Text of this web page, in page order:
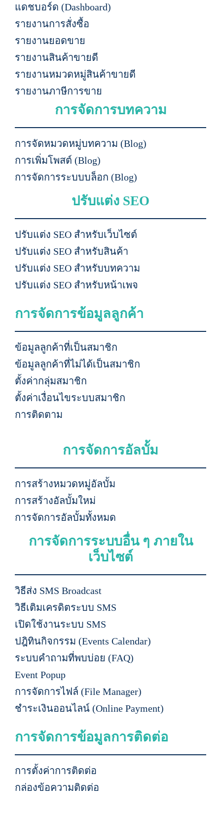
แดชบอร์ด (Dashboard)
รายงานการสั่งซื้อ
รายงานยอดขาย
รายงานสินค้าขายดี
รายงานหมวดหมู่สินค้าขายดี
รายงานภาษีการขาย
การจัดการบทความ
การจัดหมวดหมู่บทความ (Blog)
การเพิ่มโพสต์ (Blog)
การจัดการระบบบล็อก (Blog)
ปรับแต่ง SEO
ปรับแต่ง SEO สำหรับเว็บไซต์
ปรับแต่ง SEO สำหรับสินค้า
ปรับแต่ง SEO สำหรับบทความ
ปรับแต่ง SEO สำหรับหน้าเพจ
การจัดการข้อมูลลูกค้า
ข้อมูลลูกค้าที่เป็นสมาชิก
ข้อมูลลูกค้าที่ไม่ได้เป็นสมาชิก
ตั้งค่ากลุ่มสมาชิก
ตั้งค่าเงื่อนไขระบบสมาชิก
การติดตาม
การจัดการอัลบั้ม
การสร้างหมวดหมู่อัลบั้ม
การสร้างอัลบั้มใหม่
การจัดการอัลบั้มทั้งหมด
การจัดการระบบอื่น ๆ ภายใน
เว็บไซต์
วิธีส่ง SMS Broadcast
วิธีเติมเครดิตระบบ SMS
เปิดใช้งานระบบ SMS
ปฎิทินกิจกรรม (Events Calendar)
ระบบคำถามที่พบบ่อย (FAQ)
Event Popup
การจัดการไฟล์ (File Manager)
ชำระเงินออนไลน์ (Online Payment)
การจัดการข้อมูลการติดต่อ
การตั้งค่าการติดต่อ
กล่องข้อความติดต่อ